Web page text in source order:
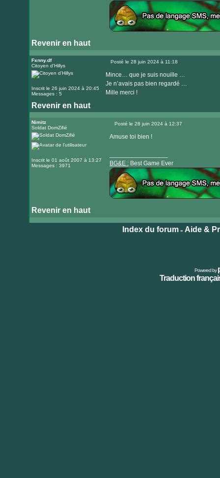
Revenir en haut
le
internet
Fxnny.df
Citoyen d'Hillys
Inscrit le 26 juin 2024 à 20:45
Messages : 5
Posté le 28 juin 2024 à 11:18
Mince… que je suis nouille …
Je n’avais pas bien regardé …
Mille merci !
Revenir en haut
Nimitz
Soldat DomZifié
Inscrit le 01 août 2007 à 13:27
Messages : 3971
Posté le 28 juin 2024 à 12:37
Amuse toi bien !
BG&E :Best Game Ever
Revenir en haut
le
Index du forum» Aide &
Powered by
Traduction